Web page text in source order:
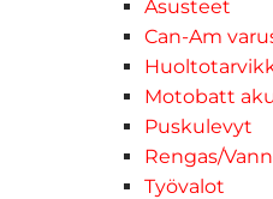
Asusteet
Can-Am
Motobatt
Puskulevyt
Rengas/
Työvalot